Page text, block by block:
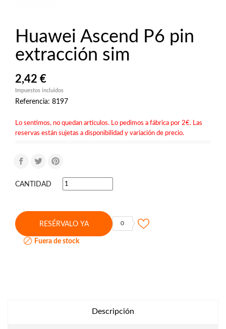
Huawei Ascend P6 pin
extracción sim
2,42 €
Impuestos incluidos
Referencia: 8197
Lo sentimos, no quedan artículos. Lo pedimos a fábrica por 2€. Las
reservas están sujetas a disponibilidad y variación de precio.
CANTIDAD
RESÉRVALO YA 0
 Fuera de stock
Descripción